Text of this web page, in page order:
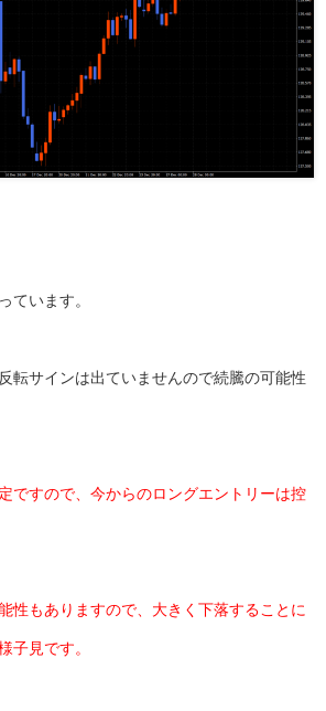
ています。
転サインは出ていませんので続騰の可能性
ですので、今からのロングエントリーは控
性もありますので、大きく下落することに
子見です。